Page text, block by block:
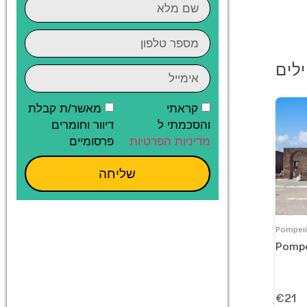
קראתי
והסכמתי ל
מדיניות הפרטיות
מאשר/ת קבלת
דיוור וחומרים
פרסומיים
שליחה